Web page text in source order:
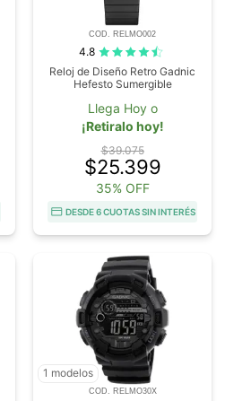
COD. RELMO002
4.8
Reloj de Diseño Retro Gadnic
Hefesto Sumergible
Llega Hoy o
¡Retiralo hoy!
$39.075
$25.399
35% OFF
DESDE 6 CUOTAS SIN INTERÉS
1 modelos
COD. RELMO30X